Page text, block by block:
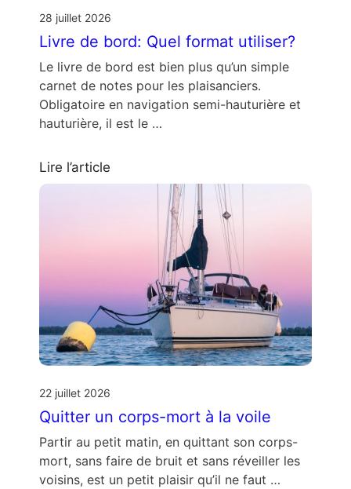
28 juillet 2026
Livre de bord: Quel format utiliser?
Le livre de bord est bien plus qu’un simple
carnet de notes pour les plaisanciers.
Obligatoire en navigation semi-hauturière et
hauturière, il est le …
Lire l’article
22 juillet 2026
Quitter un corps-mort à la voile
Partir au petit matin, en quittant son corps-
mort, sans faire de bruit et sans réveiller les
voisins, est un petit plaisir qu’il ne faut …